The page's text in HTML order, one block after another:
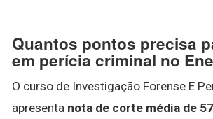
Quantos pontos precisa
em perícia criminal no
O curso de Investigação Forense E
apresenta nota de corte média de